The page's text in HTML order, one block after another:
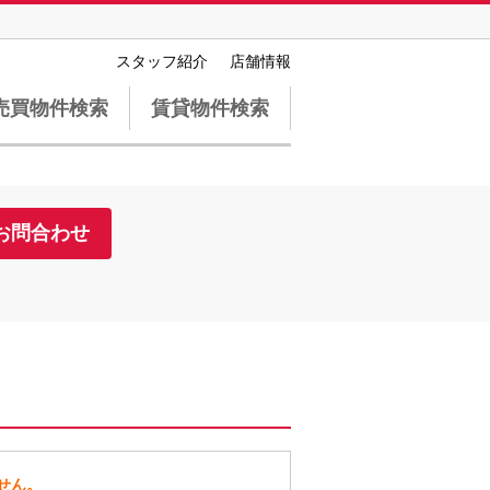
スタッフ紹介 店舗情報
買物件検索 賃貸物件検索
問合わせ
。